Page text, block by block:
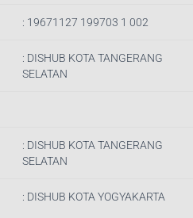
: 19671127 199703 1 002
: DISHUB KOTA TANGERANG
SELATAN
: DISHUB KOTA TANGERANG
SELATAN
: DISHUB KOTA YOGYAKARTA